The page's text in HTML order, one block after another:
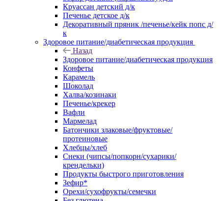
Круассан детский д/к
Печенье детское д/к
Декоративный пряник /печенье/кейк попс д/
к
Здоровое питание/диабетическая продукция
Назад
Здоровое питание/диабетическая продукция
Конфеты
Карамель
Шоколад
Халва/козинаки
Печенье/крекер
Вафли
Мармелад
Батончики злаковые/фруктовые/
протеиновые
Хлебцы/хлеб
Снеки (чипсы/попкорн/сухарики/
крендельки)
Продукты быстрого приготовления
Зефир*
Орехи/сухофрукты/семечки